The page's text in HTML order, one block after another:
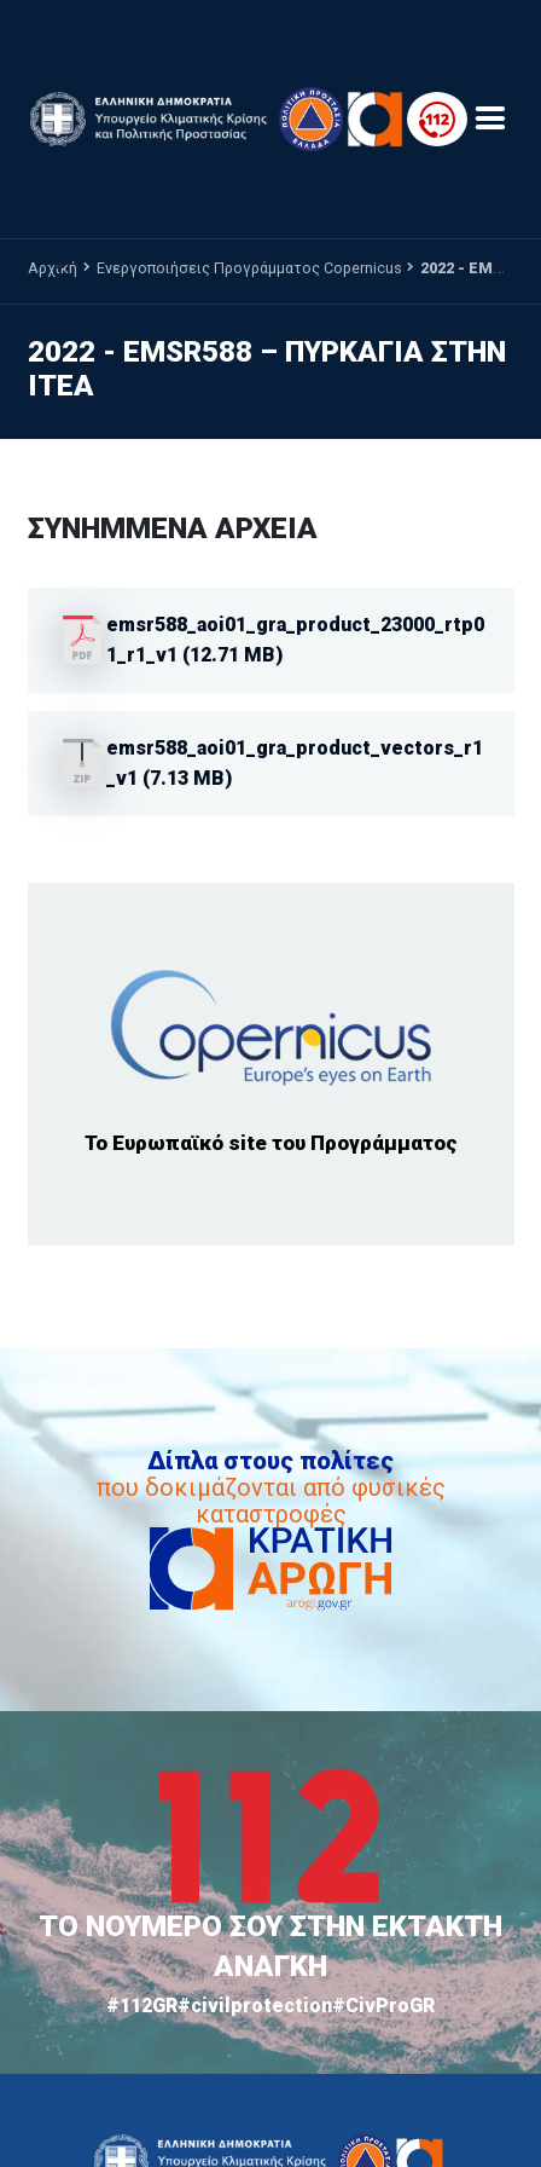
Αρχική Ενεργοποιήσεις Προγράμματος Copernicus 2022 - EMSR588 – ΠΥΡΚΑΓΙΑ ΣΤΗΝ ΙΤΕΑ
2022 - EMSR588 – ΠΥΡΚΑΓΙΑ ΣΤΗΝ
ΙΤΕΑ
ΣΥΝΗΜΜΕΝΑ ΑΡΧΕΙΑ
emsr588_aoi01_gra_product_23000_rtp0
1_r1_v1 (12.71 MB)
emsr588_aoi01_gra_product_vectors_r1
_v1 (7.13 MB)
Το Ευρωπαϊκό site του Προγράμματος
Δίπλα στους πολίτες
που δοκιμάζονται από φυσικές
καταστροφές
ΤΟ ΝΟΥΜΕΡΟ ΣΟΥ ΣΤΗΝ ΕΚΤΑΚΤΗ
ΑΝΑΓΚΗ
#112GR#civilprotection#CivProGR